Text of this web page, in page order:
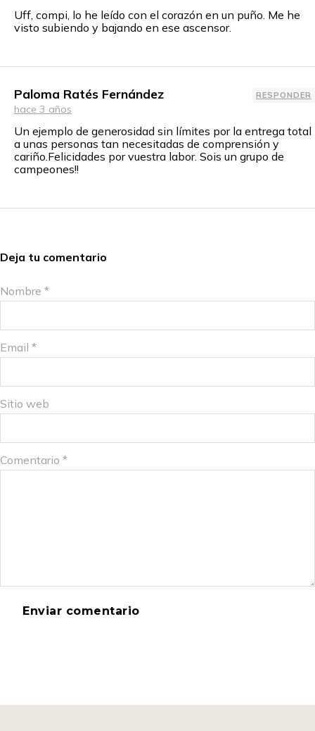
Uff, compi, lo he leído con el corazón en un puño. Me he
visto subiendo y bajando en ese ascensor.
Paloma Ratés Fernández
hace 3 años
RESPONDER
Un ejemplo de generosidad sin límites por la entrega total
a unas personas tan necesitadas de comprensión y
cariño.Felicidades por vuestra labor. Sois un grupo de
campeones!!
Deja tu comentario
Nombre *
Email *
Sitio web
Comentario *